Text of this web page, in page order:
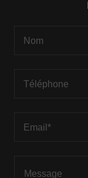
Nom
Téléphone
Email*